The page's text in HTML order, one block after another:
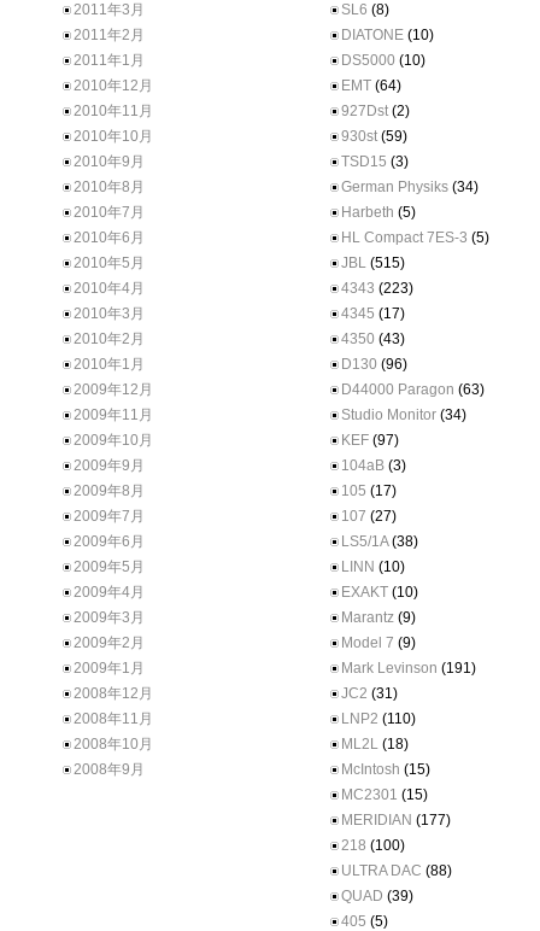
2011年3月
2011年2月
2011年1月
2010年12月
2010年11月
2010年10月
2010年9月
2010年8月
2010年7月
2010年6月
2010年5月
2010年4月
2010年3月
2010年2月
2010年1月
2009年12月
2009年11月
2009年10月
2009年9月
2009年8月
2009年7月
2009年6月
2009年5月
2009年4月
2009年3月
2009年2月
2009年1月
2008年12月
2008年11月
2008年10月
2008年9月
SL6 (8)
DIATONE (10)
DS5000 (10)
EMT (64)
927Dst (2)
930st (59)
TSD15 (3)
German Physiks (34)
Harbeth (5)
HL Compact 7ES-3 (5)
JBL (515)
4343 (223)
4345 (17)
4350 (43)
D130 (96)
D44000 Paragon (63)
Studio Monitor (34)
KEF (97)
104aB (3)
105 (17)
107 (27)
LS5/1A(38)
LINN (10)
EXAKT (10)
Marantz (9)
Model 7 (9)
Mark Levinson (191)
JC2 (31)
LNP2 (110)
ML2L (18)
McIntosh (15)
MC2301 (15)
MERIDIAN (177)
218 (100)
ULTRA DAC (88)
QUAD (39)
405 (5)